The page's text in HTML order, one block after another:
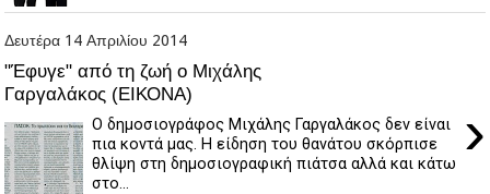
Δευτέρα 14 Απριλίου 2014
"Έφυγε" από τη ζωή ο Μιχάλης
Γαργαλάκος (ΕΙΚΟΝΑ)
›
Ο δημοσιογράφος Μιχάλης Γαργαλάκος δεν είναι
πια κοντά μας. Η είδηση του θανάτου σκόρπισε
θλίψη στη δημοσιογραφική πιάτσα αλλά και κάτω
στο...